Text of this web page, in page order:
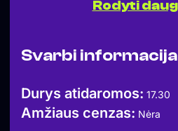
skaniausius blynus, o tikrą
Nuo 18.30 val. – laužai ir Morės
– jei norėsite juos pravesti patys.
juoko ir persirengėlių – tuo
Rodyti
Svarbi informacija
Durys atidaromos: 17.30
Amžiaus cenzas: Nėra